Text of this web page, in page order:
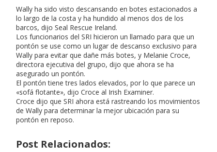
Wally ha sido visto descansando en botes estacionados a
lo largo de la costa y ha hundido al menos dos de los
barcos, dijo Seal Rescue Ireland.
Los funcionarios del SRI hicieron un llamado para que un
pontón se use como un lugar de descanso exclusivo para
Wally para evitar que dañe más botes, y Melanie Croce,
directora ejecutiva del grupo, dijo que ahora se ha
asegurado un pontón.
El pontón tiene tres lados elevados, por lo que parece un
«sofá flotante», dijo Croce al Irish Examiner.
Croce dijo que SRI ahora está rastreando los movimientos
de Wally para determinar la mejor ubicación para su
pontón en reposo.
Post Relacionados: